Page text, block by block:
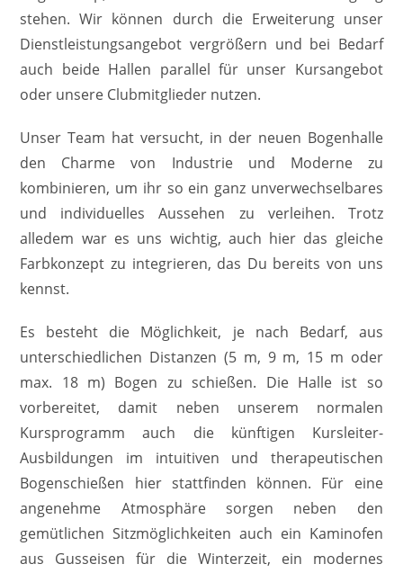
stehen. Wir können durch die Erweiterung unser
Dienstleistungsangebot vergrößern und bei Bedarf
auch beide Hallen parallel für unser Kursangebot
oder unsere Clubmitglieder nutzen.
Unser Team hat versucht, in der neuen Bogenhalle
den Charme von Industrie und Moderne zu
kombinieren, um ihr so ein ganz unverwechselbares
und individuelles Aussehen zu verleihen. Trotz
alledem war es uns wichtig, auch hier das gleiche
Farbkonzept zu integrieren, das Du bereits von uns
kennst.
Es besteht die Möglichkeit, je nach Bedarf, aus
unterschiedlichen Distanzen (5 m, 9 m, 15 m oder
max. 18 m) Bogen zu schießen. Die Halle ist so
vorbereitet, damit neben unserem normalen
Kursprogramm auch die künftigen Kursleiter-
Ausbildungen im intuitiven und therapeutischen
Bogenschießen hier stattfinden können. Für eine
angenehme Atmosphäre sorgen neben den
gemütlichen Sitzmöglichkeiten auch ein Kaminofen
aus Gusseisen für die Winterzeit, ein modernes